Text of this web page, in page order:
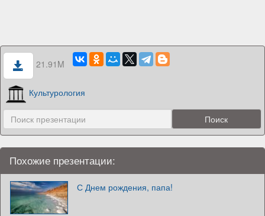
21.91M
Культурология
Похожие презентации:
С Днем рождения, папа!